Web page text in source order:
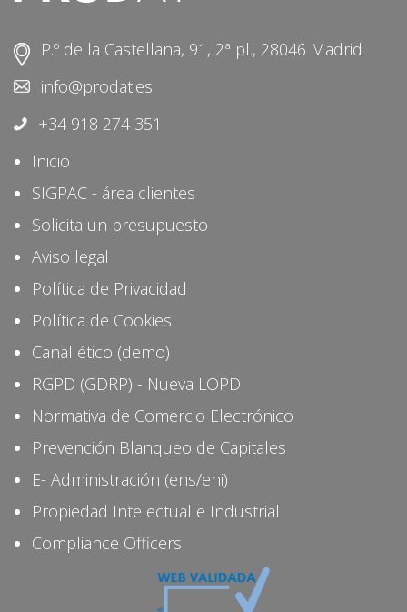
P.º de la Castellana, 91, 2ª pl., 28046 Madrid
info@prodat.es
+34 918 274 351
Inicio
SIGPAC - área clientes
Solicita un presupuesto
Aviso legal
Política de Privacidad
Política de Cookies
Canal ético (demo)
RGPD (GDRP) - Nueva LOPD
Normativa de Comercio Electrónico
Prevención Blanqueo de Capitales
E- Administración (ens/eni)
Propiedad Intelectual e Industrial
Compliance Officers